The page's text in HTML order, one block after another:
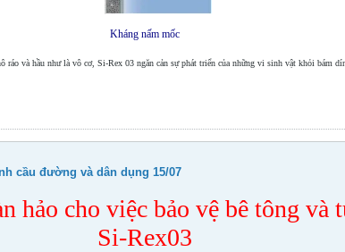
Kháng nấm mốc
và hầu như là vô cơ, Si-Rex 03 ngăn cản sự phát triển của những vi sinh vật khỏi bám
cầu đường và dân dụng 15/07
hảo cho việc bảo vệ bê tông và
Si-Rex03